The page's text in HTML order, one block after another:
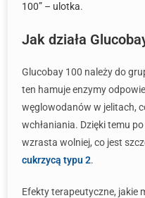
100” – ulotka.
Jak działa
Glucobay 100 należy do
ten hamuje enzymy
węglowodanów w jelitach,
wchłaniania. Dzięki temu
wzrasta wolniej, co jest
cukrzycą typu 2.
Efekty terapeutyczne, jakie